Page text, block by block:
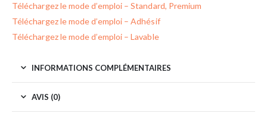
Téléchargez le mode d’emploi – Standard, Premium
Téléchargez le mode d’emploi – Adhésif
Téléchargez le mode d’emploi – Lavable
INFORMATIONS COMPLÉMENTAIRES
AVIS (0)